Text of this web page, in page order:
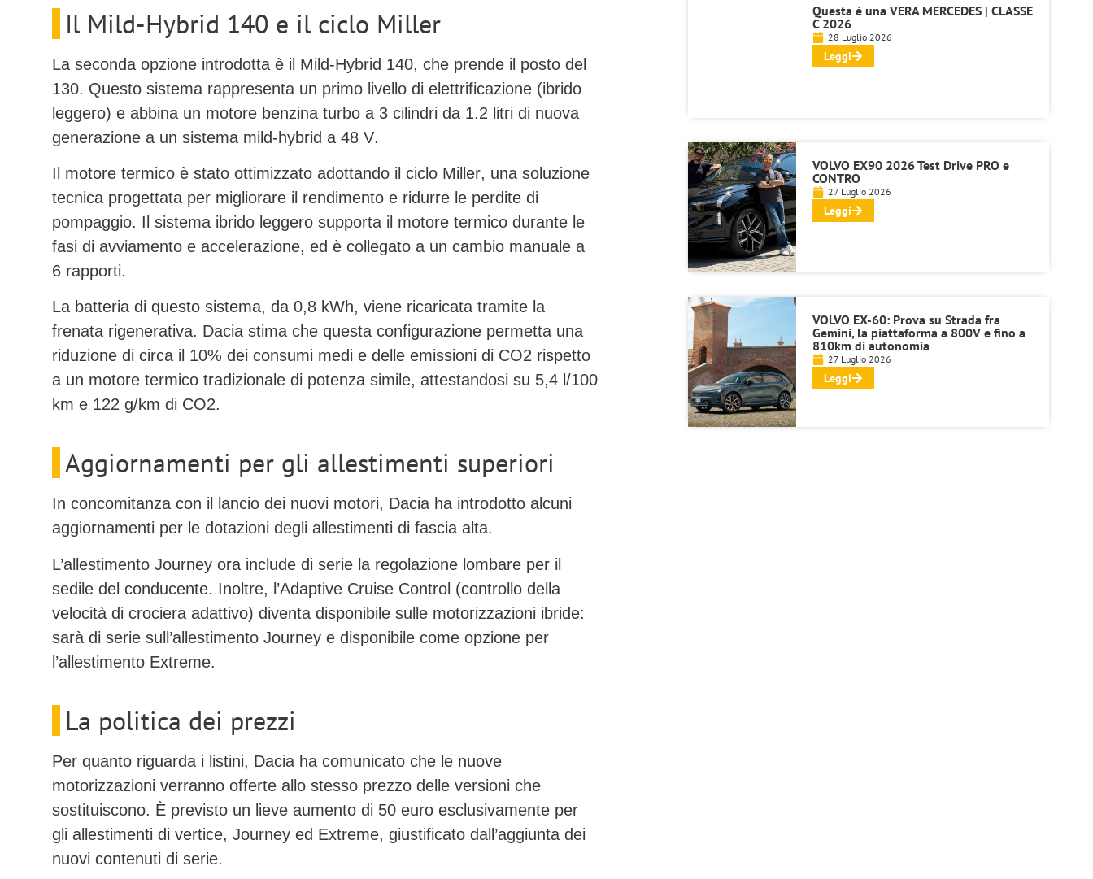
Il Mild-Hybrid 140 e il ciclo Miller
La seconda opzione introdotta è il Mild-Hybrid 140, che prende il posto del
130. Questo sistema rappresenta un primo livello di elettrificazione (ibrido
leggero) e abbina un motore benzina turbo a 3 cilindri da 1.2 litri di nuova
generazione a un sistema mild-hybrid a 48 V.
Il motore termico è stato ottimizzato adottando il ciclo Miller, una soluzione
tecnica progettata per migliorare il rendimento e ridurre le perdite di
pompaggio. Il sistema ibrido leggero supporta il motore termico durante le
fasi di avviamento e accelerazione, ed è collegato a un cambio manuale a
6 rapporti.
La batteria di questo sistema, da 0,8 kWh, viene ricaricata tramite la
frenata rigenerativa. Dacia stima che questa configurazione permetta una
riduzione di circa il 10% dei consumi medi e delle emissioni di CO2 rispetto
a un motore termico tradizionale di potenza simile, attestandosi su 5,4 l/100
km e 122 g/km di CO2.
Aggiornamenti per gli allestimenti superiori
In concomitanza con il lancio dei nuovi motori, Dacia ha introdotto alcuni
aggiornamenti per le dotazioni degli allestimenti di fascia alta.
L’allestimento Journeyora include di serie la regolazione lombareper il
sedile del conducente. Inoltre, l’Adaptive Cruise Control (controllo della
velocità di crociera adattivo) diventa disponibile sulle motorizzazioni ibride:
sarà di serie sull’allestimento Journey e disponibile come opzione per
l’allestimento Extreme.
La politica dei prezzi
Per quanto riguarda i listini, Dacia ha comunicato che le nuove
motorizzazioni verranno offerte allo stesso prezzo delle versioni che
sostituiscono. È previsto un lieve aumento di 50 euroesclusivamente per
gli allestimenti di vertice, Journeyed Extreme, giustificato dall’aggiunta dei
nuovi contenuti di serie.
Questa è una VERA MERCEDES | CLASSE
C 2026
28 Luglio 2026
Leggi
VOLVO EX90 2026 Test Drive PRO e
CONTRO
27 Luglio 2026
Leggi
VOLVO EX-60: Prova su Strada fra
Gemini, la piattaforma a 800V e fino a
810km di autonomia
27 Luglio 2026
Leggi